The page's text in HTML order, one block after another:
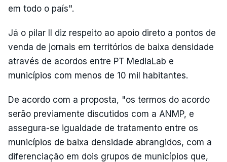
em todo o país".
Já o pilar II diz respeito ao apoio direto a pontos de
venda de jornais em territórios de baixa densidade
através de acordos entre PT MediaLab e
municípios com menos de 10 mil habitantes.
De acordo com a proposta, "os termos do acordo
serão previamente discutidos com a ANMP, e
assegura-se igualdade de tratamento entre os
municípios de baixa densidade abrangidos, com a
diferenciação em dois grupos de municípios que,